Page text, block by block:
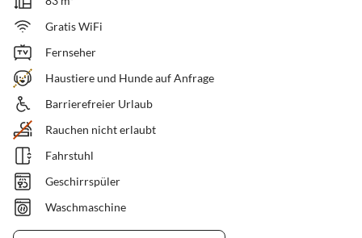
Gratis WiFi
Fernseher
Haustiere und Hunde auf Anfrage
Barrierefreier Urlaub
Rauchen nicht erlaubt
Fahrstuhl
Geschirrspüler
Waschmaschine